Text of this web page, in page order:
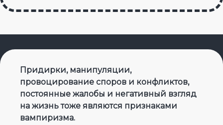
Придирки, манипуляции,
провоцирование споров и конфликтов,
постоянные жалобы и негативный взгляд
на жизнь тоже являются признаками
вампиризма.